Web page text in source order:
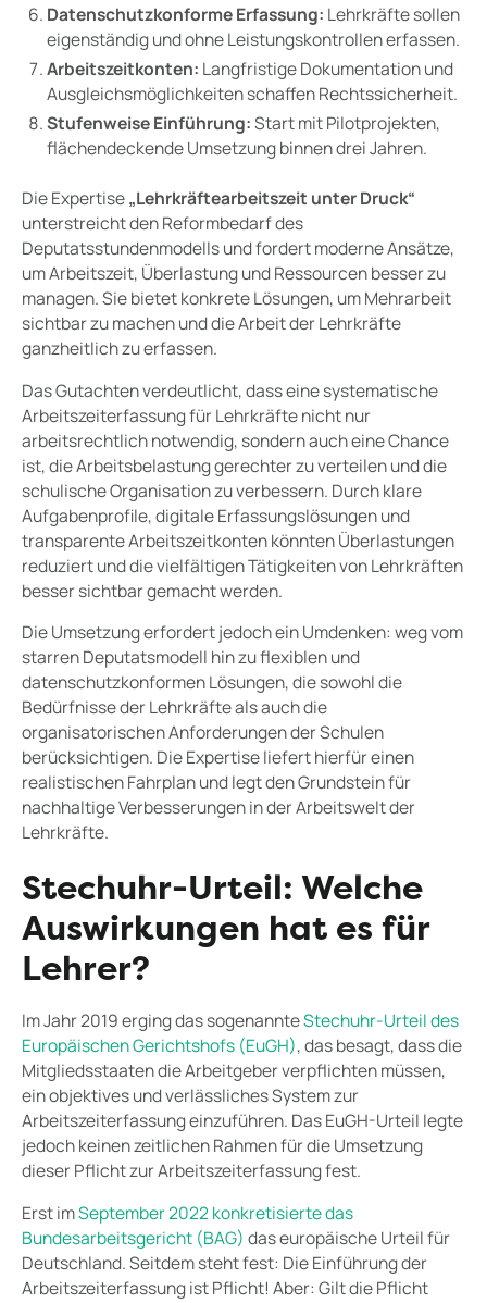
Datenschutzkonforme Erfassung: Lehrkräfte sollen
eigenständig und ohne Leistungskontrollen erfassen.
Arbeitszeitkonten: Langfristige Dokumentation und
Ausgleichsmöglichkeiten schaffen Rechtssicherheit.
Stufenweise Einführung:Start mit Pilotprojekten,
flächendeckende Umsetzung binnen drei Jahren.
Die Expertise„Lehrkräftearbeitszeit unter Druck“
unterstreicht den Reformbedarf des
Deputatsstundenmodells und fordert moderne Ansätze,
um Arbeitszeit, Überlastung und Ressourcen besser zu
managen. Sie bietet konkrete Lösungen, um Mehrarbeit
sichtbar zu machen und die Arbeit der Lehrkräfte
ganzheitlich zu erfassen.
Das Gutachten verdeutlicht, dass eine systematische
Arbeitszeiterfassung für Lehrkräfte nicht nur
arbeitsrechtlich notwendig, sondern auch eine Chance
ist, die Arbeitsbelastung gerechter zu verteilen und die
schulische Organisation zu verbessern. Durch klare
Aufgabenprofile, digitale Erfassungslösungen und
transparente Arbeitszeitkonten könnten Überlastungen
reduziert und die vielfältigen Tätigkeiten von Lehrkräften
besser sichtbar gemacht werden.
Die Umsetzung erfordert jedoch ein Umdenken: weg vom
starren Deputatsmodell hin zu flexiblen und
datenschutzkonformen Lösungen, die sowohl die
Bedürfnisse der Lehrkräfte als auch die
organisatorischen Anforderungen der Schulen
berücksichtigen. Die Expertise liefert hierfür einen
realistischen Fahrplan und legt den Grundstein für
nachhaltige Verbesserungen in der Arbeitswelt der
Lehrkräfte.
Stechuhr-Urteil: Welche
Auswirkungen hat es für
Lehrer?
Im Jahr 2019 erging das sogenannteStechuhr-Urteil des
Europäischen Gerichtshofs (EuGH), das besagt, dass die
Mitgliedsstaaten die Arbeitgeber verpflichten müssen,
ein objektives und verlässliches System zur
Arbeitszeiterfassung einzuführen. Das EuGH-Urteil legte
jedoch keinen zeitlichen Rahmen für die Umsetzung
dieser Pflicht zur Arbeitszeiterfassung fest.
Erst imSeptember 2022 konkretisierte das
Bundesarbeitsgericht (BAG) das europäische Urteil für
Deutschland. Seitdem steht fest: Die Einführung der
Arbeitszeiterfassung ist Pflicht! Aber: Gilt die Pflicht